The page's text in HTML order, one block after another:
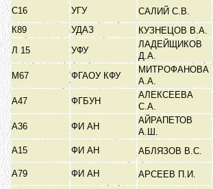
С16 УГУ САЛИЙ С.В.
К89
УДАЗ КУЗНЕЦОВ В.А.
Л 15
УФУ
ЛАДЕЙЩИКОВ
Д.А.
М67 ФГАОУ КФУ
МИТРОФАНОВА
А.А.
А47 ФГБУН
АЛЕКСЕЕВА
С.А.
А36 ФИ АН
АЙРАПЕТОВ
А.Ш.
А15 ФИ АН АБЛЯЗОВ В.С.
А79 ФИ АН АРСЕЕВ П.И.